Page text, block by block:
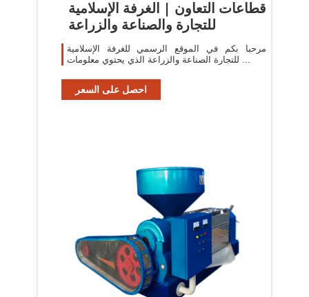
قطاعات التعاون | الغرفة الإسلامية
للتجارة والصناعة والزراعة
مرحبا بكم في الموقع الرسمي للغرفة الإسلامية
للتجارة الصناعة والزراعة الذي يحتوي معلومات ...
احصل على السعر